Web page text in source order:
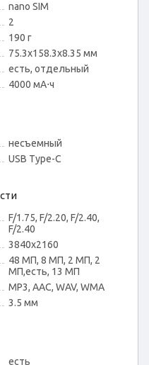
nano SIM
2
190 г
75.3x158.3x8.35 мм
есть, отдельный
4000 мА⋅ч
несъемный
USB Type-C
F/1.75, F/2.20, F/2.40,
F/2.40
3840x2160
48 МП, 8 МП, 2 МП, 2
МП,есть, 13 МП
MP3, AAC, WAV, WMA
3.5 мм
есть